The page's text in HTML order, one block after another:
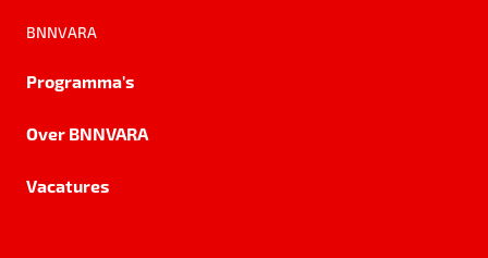
BNNVARA
Programma's
Over BNNVARA
Vacatures